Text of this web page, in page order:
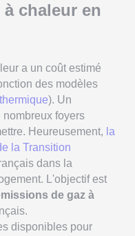
chaleur en
a un coût estimé
des modèles
). Un
foyers
Heureusement, la
la Transition
dans la
L'objectif est
de gaz à
disponibles pour